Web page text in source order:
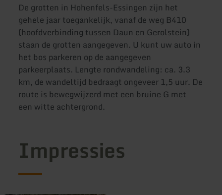
De grotten in Hohenfels-Essingen zijn het
gehele jaar toegankelijk, vanaf de weg B410
(hoofdverbinding tussen Daun en Gerolstein)
staan de grotten aangegeven. U kunt uw auto in
het bos parkeren op de aangegeven
parkeerplaats. Lengte rondwandeling: ca. 3.3
km, de wandeltijd bedraagt ongeveer 1,5 uur. De
route is bewegwijzerd met een bruine G met
een witte achtergrond.
Impressies